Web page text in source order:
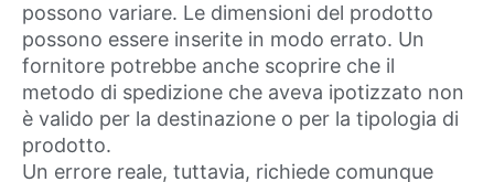
possono variare. Le dimensioni del prodotto
possono essere inserite in modo errato. Un
fornitore potrebbe anche scoprire che il
metodo di spedizione che aveva ipotizzato non
è valido per la destinazione o per la tipologia di
prodotto.
Un errore reale, tuttavia, richiede comunque